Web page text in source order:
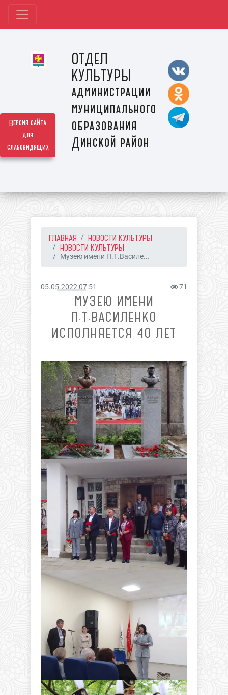
Версия сайта
для
слабовидящих
ОТДЕЛ
КУЛЬТУРЫ
администрации
муниципального
образования
Динской район
ГЛАВНАЯ
НОВОСТИ КУЛЬТУРЫ
НОВОСТИ КУЛЬТУРЫ
Музею имени П.Т.Василе...
05.05.2022 07:51 71
МУЗЕЮ ИМЕНИ
П.Т.ВАСИЛЕНКО
ИСПОЛНЯЕТСЯ 40 ЛЕТ